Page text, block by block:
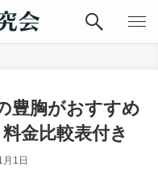
豊胸がおすすめ
金比較表付き
1日